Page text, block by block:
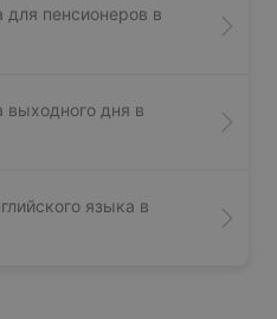
для пенсионеров в
выходного дня в
языка в